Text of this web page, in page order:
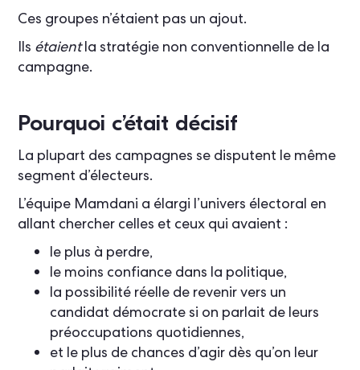
Ces groupes n’étaient pas un ajout.
Ils étaientla stratégie non conventionnelle de la
campagne.
Pourquoi c’était décisif
La plupart des campagnes se disputent le même
segment d’électeurs.
L’équipe Mamdani a élargi l’univers électoral en
allant chercher celles et ceux qui avaient :
le plus à perdre,
le moins confiance dans la politique,
la possibilité réelle de revenir vers un
candidat démocrate si on parlait de leurs
préoccupations quotidiennes,
et le plus de chances d’agir dès qu’on leur